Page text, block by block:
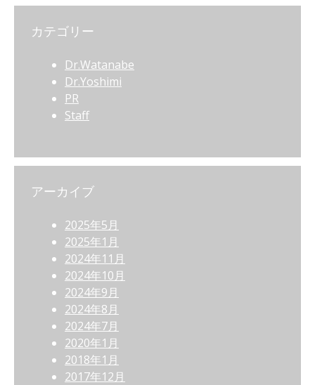
カテゴリー
Dr.Watanabe
Dr.Yoshimi
PR
Staff
アーカイブ
2025年5月
2025年1月
2024年11月
2024年10月
2024年9月
2024年8月
2024年7月
2020年1月
2018年1月
2017年12月